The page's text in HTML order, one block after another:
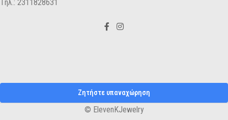
Tηλ.: 2311828631
Ζητήστε υπαναχώρηση
© ElevenKJewelry